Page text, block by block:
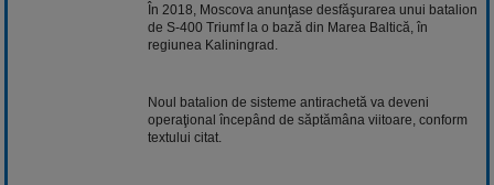
În 2018, Moscova anunţase desfăşurarea unui batalion
de S-400 Triumf la o bază din Marea Baltică, în
regiunea Kaliningrad.
Noul batalion de sisteme antirachetă va deveni
operaţional începând de săptămâna viitoare, conform
textului citat.